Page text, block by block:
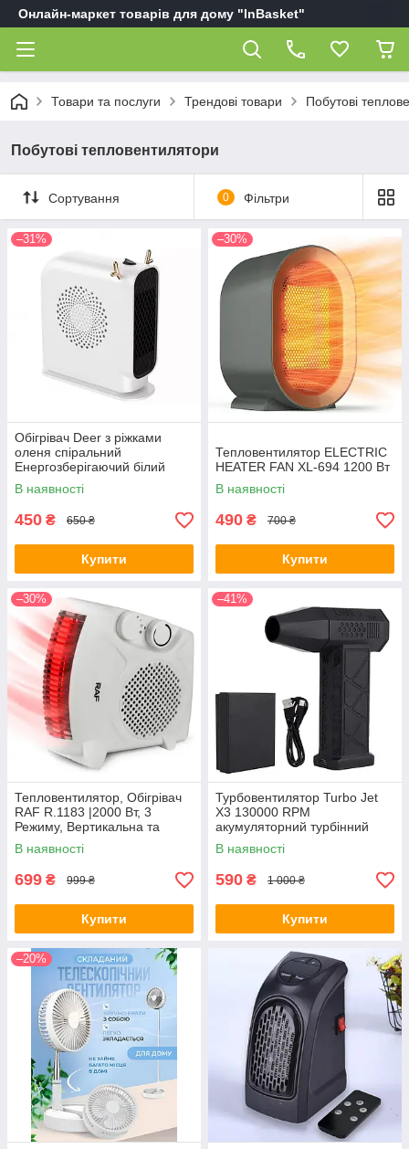
Онлайн-маркет товарів для дому "InBasket"
Товари та послуги Трендові товари Побутові
Побутові тепловентилятори
Сортування 0 Фільтри
–31%
Обігрівач Deer з ріжками
оленя спіральний
Енергозберігаючий білий
(754960)
В наявності
450 ₴ 650 ₴
Купити
–30%
Тепловентилятор ELECTRIC
HEATER FAN XL-694 1200 Вт
В наявності
490 ₴ 700 ₴
Купити
–30%
Тепловентилятор, Обігрівач
RAF R.1183 |2000 Вт, 3
Режиму, Вертикальна та
горизонтальна установка|
В наявності
699 ₴ 999 ₴
Купити
–41%
Турбовентилятор Turbo Jet
X3 130000 RPM
акумуляторний турбінний
вентилятор 3000mAh, 52m/s
В наявності
590 ₴ 1 000 ₴
Купити
–20%